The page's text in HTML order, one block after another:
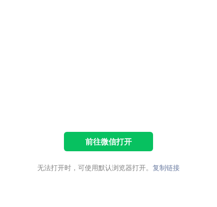
前往微信打开
无法打开时，可使用默认浏览器打开。 复制链接